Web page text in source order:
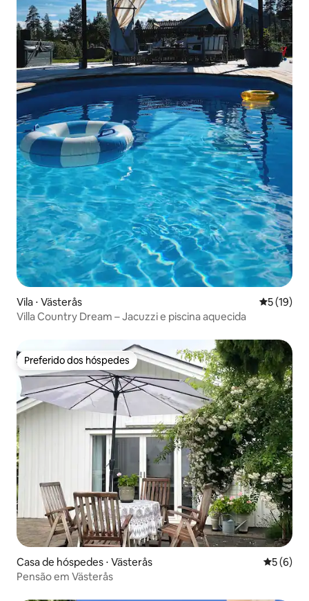
Vila ⋅ Västerås 5 de uma
5 (19)
Villa Country Dream – Jacuzzi e piscina aquecida
Preferido dos hóspedes
Preferido dos hóspedes
Casa de hóspedes ⋅ Västerås 5 de
5 (6)
Pensão em Västerås